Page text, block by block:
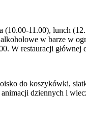
11.00), lunch
w barze w
W restauracji
do koszykówki,
dziennych i